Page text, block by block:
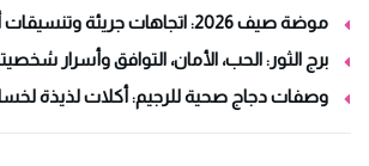
موضة صيف 2026: اتجاهات جريئة وتنسيقات أنيقة للمرأة العربية
برج الثور: الحب، الأمان، التوافق وأسرار
وصفات دجاج صحية للرجيم: أكلات لذيذة